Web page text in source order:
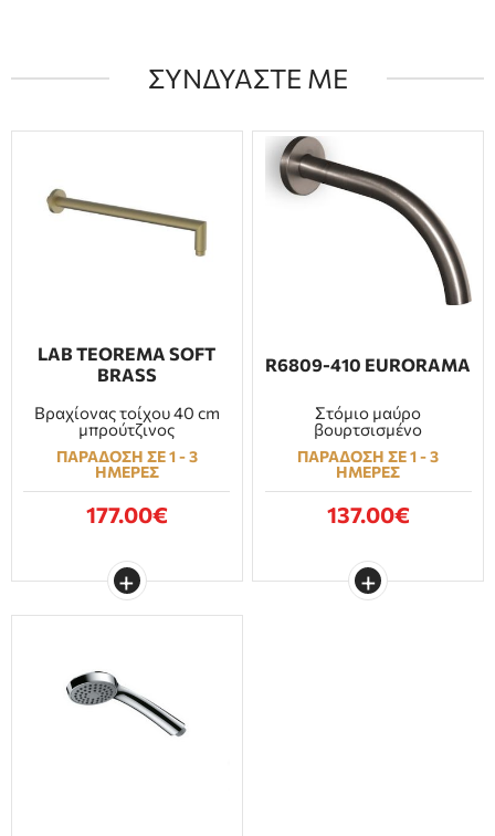
ΣΥΝΔΥΑΣΤΕ ΜΕ
LAB TEOREMA SOFT
BRASS
Βραχίονας τοίχου 40 cm
μπρούτζινος
ΠΑΡΑΔΟΣΗ ΣΕ 1 - 3
ΗΜΕΡΕΣ
177.00€
R6809-410 EURORAMA
Στόμιο μαύρο
βουρτσισμένο
ΠΑΡΑΔΟΣΗ ΣΕ 1 - 3
ΗΜΕΡΕΣ
137.00€